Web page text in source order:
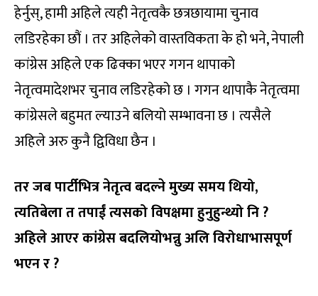
हेर्नुस्, हामी अहिले त्यही नेतृत्वकै छत्रछायामा चुनाव
लडिरहेका छौं । तर अहिलेको वास्तविकता के हो भने, नेपाली
कांग्रेस अहिले एक ढिक्का भएर गगन थापाको
नेतृत्वमादेशभर चुनाव लडिरहेको छ । गगन थापाकै नेतृत्वमा
कांग्रेसले बहुमत ल्याउने बलियो सम्भावना छ । त्यसैले
अहिले अरु कुनै द्विविधा छैन ।
तर जब पार्टीभित्र नेतृत्व बदल्ने मुख्य समय थियो,
त्यतिबेला त तपाईं त्यसको विपक्षमा हुनुहुन्थ्यो नि ?
अहिले आएर कांग्रेस बदलियोभन्नु अलि विरोधाभासपूर्ण
भएन र ?